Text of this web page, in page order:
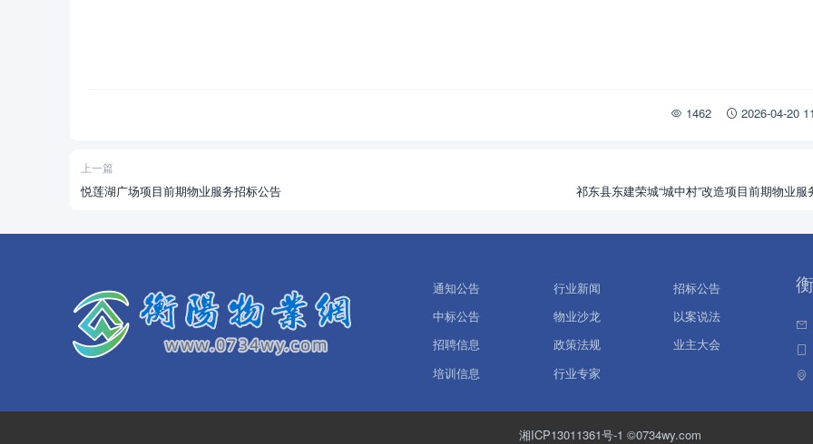
1462 2026-04-20
上一篇
悦莲湖广场项目前期物业服务招标公告 祁东县东建荣城“城中村”改造项目前期物业服
通知公告 行业新闻
招标公告
中标公告
物业沙龙
以案说法
招聘信息
政策法规
业主大会
培训信息
行业专家
湘ICP13011361号-1 ©0734wy.com